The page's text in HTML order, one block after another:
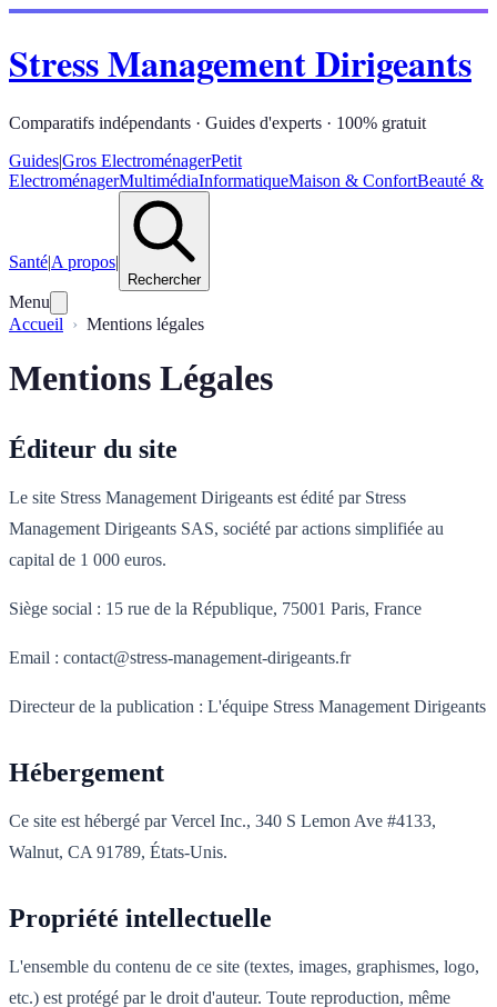
Stress Management Dirigeants
Comparatifs indépendants · Guides d'experts · 100% gratuit
Guides|Gros ElectroménagerPetit
ElectroménagerMultimédiaInformatiqueMaison & ConfortBeauté &
Santé|A propos|
Rechercher
Menu
Accueil
Mentions légales
Mentions Légales
Éditeur du site
Le site Stress Management Dirigeants est édité par Stress
Management Dirigeants SAS, société par actions simplifiée au
capital de 1 000 euros.
Siège social : 15 rue de la République, 75001 Paris, France
Email : contact@stress-management-dirigeants.fr
Directeur de la publication : L'équipe Stress Management Dirigeants
Hébergement
Ce site est hébergé par Vercel Inc., 340 S Lemon Ave #4133,
Walnut, CA 91789, États-Unis.
Propriété intellectuelle
L'ensemble du contenu de ce site (textes, images, graphismes, logo,
etc.) est protégé par le droit d'auteur. Toute reproduction, même